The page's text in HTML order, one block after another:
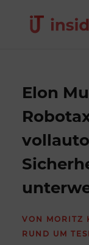
Elon
VON MORITZ
RUND UM